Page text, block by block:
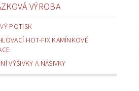
VÝROBA
POTISK
HOT-FIX KAMÍNKOVÉ
VÝŠIVKY A NÁŠIVKY